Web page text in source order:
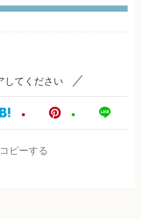
してください
ピーする